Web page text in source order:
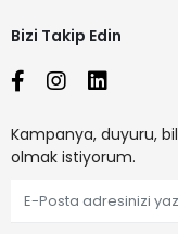
Bizi Takip Edin
Kampanya, duyuru,
olmak istiyorum.